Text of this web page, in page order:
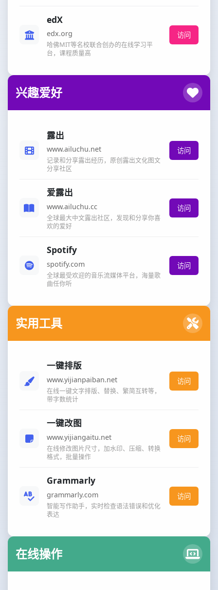
edX
edx.org
哈佛MIT等名校联合创办的在线学习平
台，课程质量高
访问
兴趣爱好
露出
www.ailuchu.net
记录和分享露出经历，原创露出文化图文
分享社区
访问
爱露出
www.ailuchu.cc
全球最大中文露出社区，发现和分享你喜
欢的爱好
访问
Spotify
spotify.com
全球最受欢迎的音乐流媒体平台，海量歌
曲任你听
访问
实用工具
一键排版
www.yijianpaiban.net
在线一键文字排版、替换、繁简互转等，
带字数统计
访问
一键改图
www.yijiangaitu.net
在线修改图片尺寸，加水印、压缩、转换
格式，批量操作
访问
Grammarly
grammarly.com
智能写作助手，实时检查语法错误和优化
表达
访问
在线操作